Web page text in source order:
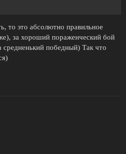
то это абсолютно правильное
за хороший пораженческий бой
победный) Так что